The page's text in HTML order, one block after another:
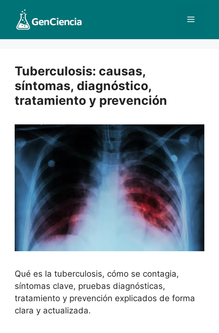
contenido
Menú
Tuberculosis: causas,
síntomas, diagnóstico,
tratamiento y prevención
Qué es la tuberculosis, cómo se contagia,
síntomas clave, pruebas diagnósticas,
tratamiento y prevención explicados de forma
clara y actualizada.